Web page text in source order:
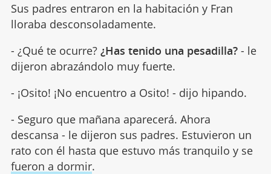
Sus padres entraron en la habitación y Fran
lloraba desconsoladamente.
- ¿Qué te ocurre?¿Has tenido una pesadilla?- le
dijeron abrazándolo muy fuerte.
- ¡Osito! ¡No encuentro a Osito! - dijo hipando.
- Seguro que mañana aparecerá. Ahora
descansa - le dijeron sus padres. Estuvieron un
rato con él hasta que estuvo más tranquilo y se
fueron a dormir.